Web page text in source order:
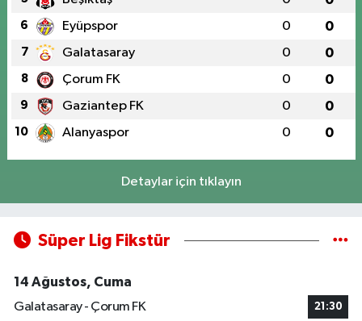
6 Eyüpspor 0 0
7 Galatasaray 0 0
8 Çorum FK 0 0
9 Gaziantep FK 0 0
10 Alanyaspor 0 0
Detaylar için tıklayın
Süper Lig Fikstür
14 Ağustos, Cuma
Galatasaray - Çorum FK
21:30